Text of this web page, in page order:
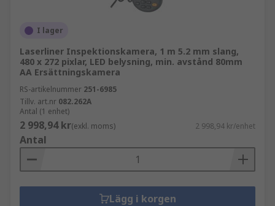
I lager
Laserliner Inspektionskamera, 1 m 5.2 mm slang,
480 x 272 pixlar, LED belysning, min. avstånd 80mm
AA Ersättningskamera
RS-artikelnummer 251-6985
Tillv. art.nr 082.262A
Antal (1 enhet)
2 998,94 kr(exkl. moms) 2 998,94 kr/enhet
Antal
Lägg i korgen